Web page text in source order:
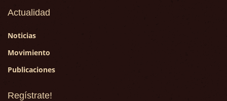
Actualidad
Noticias
Movimiento
Publicaciones
Regístrate!